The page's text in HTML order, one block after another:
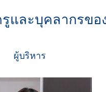
ละบุคลากรของ
ผู้บริหาร